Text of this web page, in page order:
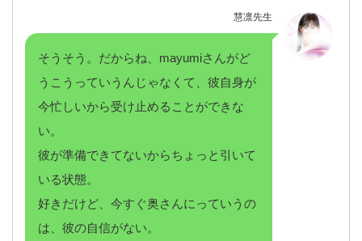
慧凛先生
そうそう。だからね、mayumiさんがど
うこうっていうんじゃなくて、彼自身が
今忙しいから受け止めることができな
い。
彼が準備できてないからちょっと引いて
いる状態。
好きだけど、今すぐ奥さんにっていうの
は、彼の自信がない。